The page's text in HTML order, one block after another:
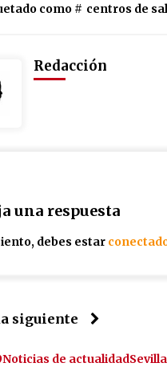
como # centros de
Redacción
una respuesta
debes estar
siguiente
Noticias de actualidadSevilla